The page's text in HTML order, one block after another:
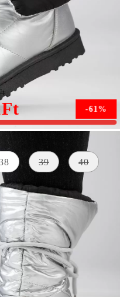
Csizma #13196
-61%
Méret útmutató
39 40
BELSŐ ANYAG
szőrme